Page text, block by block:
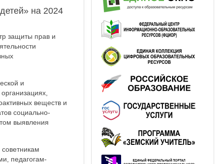
на 2024
защиты прав и
и
веществ и
социально-
выявления
педагогам-